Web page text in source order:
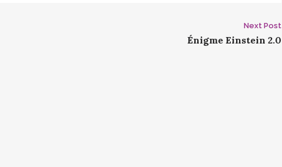
Next Post
Énigme Einstein 2.0